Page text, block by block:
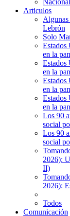
Articulos
Algunas
Lebrón
Solo
Estados
en la
Estados
en la
Estados
en la
Estados
en la
Los 90
social
Los 90
social
2026):
II)
2026):
Todos
Comunicación